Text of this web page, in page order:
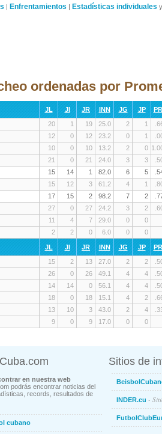
| Enfrentamientos | Estadísticas individuales y
ordenadas por
JL JI JR INN JG JP
20 1 19 25.0 2 1
12 0 12 23.2 0 1
10 0 10 13.2 2 0
21 0 21 24.0 3 3
15 14 1 82.0 6 5
15 12 3 61.2 4 1
17 15 2 98.2 7 2
27 0 27 24.2 3 2
11 4 7 29.0 0 0
2 2 0 6.0 0 0
JL JI JR INN JG JP
15 2 13 27.0 2 2
26 0 26 49.1 4 4
14 14 0 56.1 4 4
18 0 18 15.1 4 2
13 10 3 43.0 2 4
9 0 9 17.0 0 0
en nuestra web
podrás encontrar noticias del
records, resultados de
cubano
Sitios de
INDER.cu -